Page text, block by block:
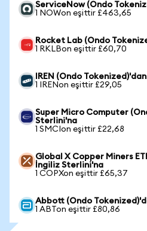
ServiceNow (Ondo
1 NOWon eşittir £463,65
Rocket Lab (Ondo
1 RKLBon eşittir £60,70
IREN (Ondo
1 IRENon eşittir £29,05
Super Micro Computer
Sterlini'na
1 SMCIon eşittir £22,68
Global X Copper Miners
İngiliz Sterlini'na
1 COPXon eşittir £65,37
Abbott (Ondo
1 ABTon eşittir £80,86